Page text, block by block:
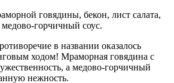
говядины, бекон, лист салата,
горчичный соус.
в названии оказалось
ходом! Мраморная говядина с
а медово-горчичный
нежность.